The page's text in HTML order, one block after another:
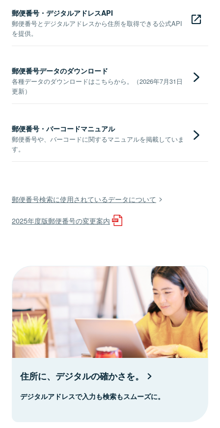
郵便番号・デジタルアドレスAPI
郵便番号とデジタルアドレスから住所を取得できる公式API
を提供。
郵便番号データのダウンロード
各種データのダウンロードはこちらから。（2026年7月31日
更新）
郵便番号・バーコードマニュアル
郵便番号や、バーコードに関するマニュアルを掲載していま
す。
郵便番号検索に使用されているデータについて
2025年度版郵便番号の変更案内
住所に、デジタルの確かさを。
デジタルアドレスで入力も検索もスムーズに。